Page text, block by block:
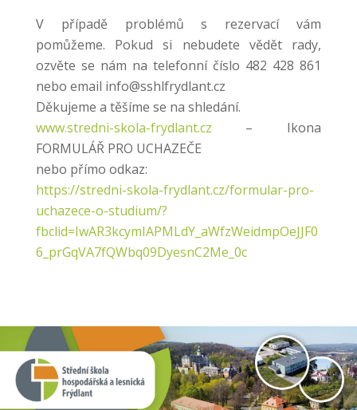
V případě problémů s rezervací vám
pomůžeme. Pokud si nebudete vědět rady,
ozvěte se nám na telefonní číslo 482 428 861
nebo email info@sshlfrydlant.cz
Děkujeme a těšíme se na shledání.
www.stredni-skola-frydlant.cz – Ikona
FORMULÁŘ PRO UCHAZEČE
nebo přímo odkaz:
https://stredni-skola-frydlant.cz/formular-pro-
uchazece-o-studium/?
fbclid=IwAR3kcymIAPMLdY_aWfzWeidmpOeJJF0
6_prGqVA7fQWbq09DyesnC2Me_0c